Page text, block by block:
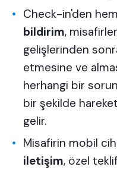
Check-in'den
bildirim,
gelişlerinden
etmesine ve
herhangi bir
bir şekilde
gelir.
Misafirin mobil
iletişim, özel